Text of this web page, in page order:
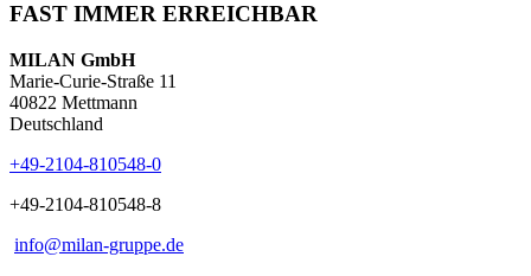
FAST IMMER ERREICHBAR
MILAN GmbH
Marie-Curie-Straße 11
40822 Mettmann
Deutschland
+49-2104-810548-0
+49-2104-810548-8
info@milan-gruppe.de